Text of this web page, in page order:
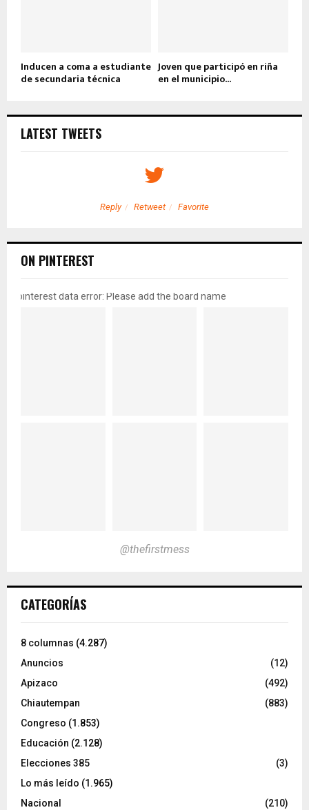
Inducen a coma a estudiante
de secundaria técnica
Joven que participó en riña
en el municipio...
LATEST TWEETS
Reply Retweet Favorite
ON PINTEREST
pinterest data error: Please add the board name
@thefirstmess
CATEGORÍAS
8 columnas (4.287)
Anuncios
(12)
Apizaco
(492)
Chiautempan
(883)
Congreso (1.853)
Educación (2.128)
Elecciones 385
(3)
Lo más leído (1.965)
Nacional
(210)